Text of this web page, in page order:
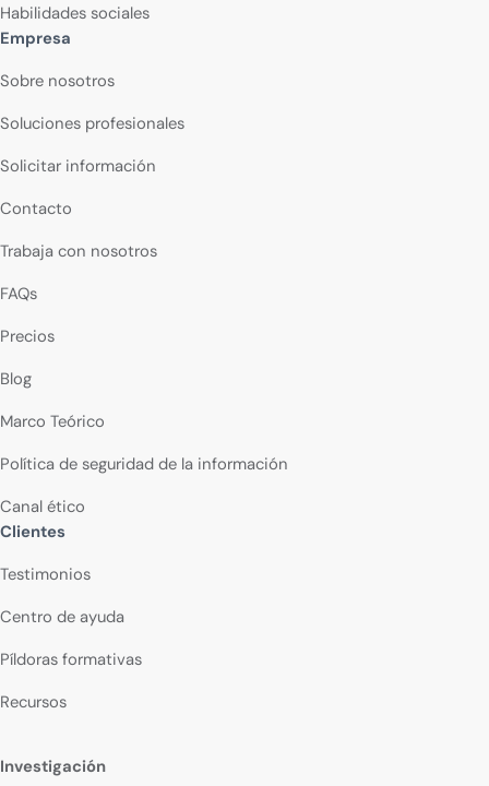
Habilidades sociales
Empresa
Sobre nosotros
Soluciones profesionales
Solicitar información
Contacto
Trabaja con nosotros
FAQs
Precios
Blog
Marco Teórico
Política de seguridad de la información
Canal ético
Clientes
Testimonios
Centro de ayuda
Píldoras formativas
Recursos
Investigación